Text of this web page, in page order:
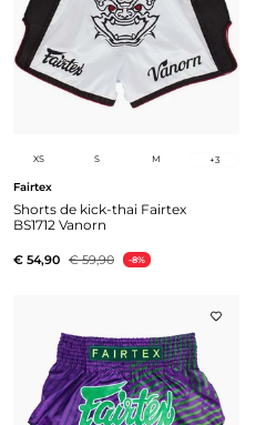
XS S M +3
Fairtex
Shorts de kick-thai Fairtex
BS1712 Vanorn
€ 54,90 € 59,90 -8%